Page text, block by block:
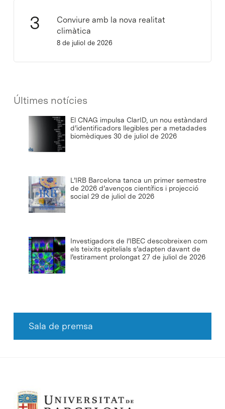
Conviure amb la nova realitat
climàtica
8 de juliol de 2026
Últimes notícies
El CNAG impulsa ClarID, un nou estàndard
d’identificadors llegibles per a metadades
biomèdiques 30 de juliol de 2026
L’IRB Barcelona tanca un primer semestre
de 2026 d’avenços científics i projecció
social 29 de juliol de 2026
Investigadors de l’IBEC descobreixen com
els teixits epitelials s’adapten davant de
l’estirament prolongat 27 de juliol de 2026
Sala de premsa